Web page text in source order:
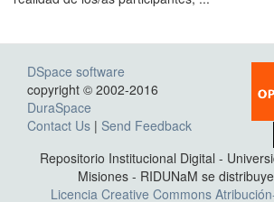
DSpace software
copyright © 2002-2016
DuraSpace
Contact Us | Send Feedback
Repositorio Institucional Digital -
Misiones - RIDUNaM se
Licencia Creative Commons